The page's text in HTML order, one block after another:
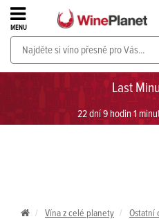
Last
22 dní 9 hodin 1
MENU
PROSECCO v akci až do -
Vína z celé planety Ostatní